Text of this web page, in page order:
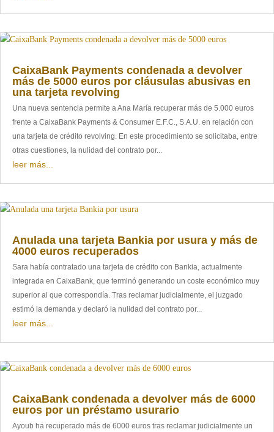
CaixaBank Payments condenada a devolver
más de 5000 euros por cláusulas abusivas en
una tarjeta revolving
Una nueva sentencia permite a Ana María recuperar más de 5.000 euros
frente a CaixaBank Payments & Consumer E.F.C., S.A.U. en relación con
una tarjeta de crédito revolving. En este procedimiento se solicitaba, entre
otras cuestiones, la nulidad del contrato por...
leer más...
Anulada una tarjeta Bankia por usura y más de
4000 euros recuperados
Sara había contratado una tarjeta de crédito con Bankia, actualmente
integrada en CaixaBank, que terminó generando un coste económico muy
superior al que correspondía. Tras reclamar judicialmente, el juzgado
estimó la demanda y declaró la nulidad del contrato por...
leer más...
CaixaBank condenada a devolver más de 6000
euros por un préstamo usurario
Ayoub ha recuperado más de 6000 euros tras reclamar judicialmente un